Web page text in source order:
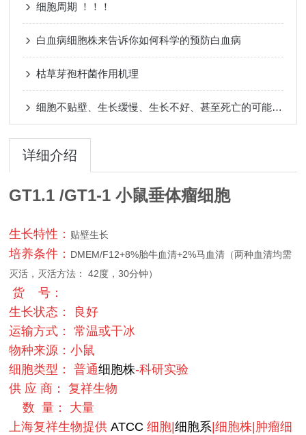
细胞周期 ！！！
白血病细胞株来告诉你如何科学的预防白血病
枯草芽孢杆菌作用机理
细胞不贴壁、生长缓慢、生长不好、甚至死亡的可能原因及解决方法
详细介绍
GT1.1 /GT1-1 小鼠垂体瘤细胞
生长特性： 贴壁生长
培养条件： DMEM/F12+8%胎牛血清+2%马血清（两种血清均需
灭活，灭活方法： 42度，30分钟）
货 号：
生长状态： 良好
运输方式： 常温或干冰
物种来源：小鼠
细胞类型： 普通细胞株-科研实验
供 应 商： 复祥生物
数 量： 大量
上海复祥生物提供ATCC 细胞|细胞系 |细胞株|肿瘤细